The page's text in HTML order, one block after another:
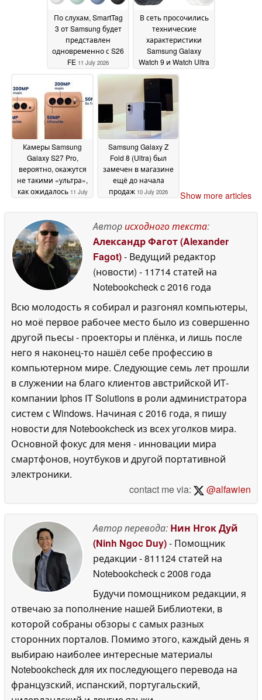
По слухам, SmartTag
3 от Samsung будет
представлен
одновременно с S26
FE 11 July 2026
В сеть просочились
технические
характеристики
Samsung Galaxy
Watch 9 и Watch Ultra
2: судя по всему, не
все аккумуляторы
станут больше
2026
Камеры Samsung
Galaxy S27 Pro,
вероятно, окажутся
не такими «ультра»,
как ожидалось 11 July
Samsung Galaxy Z
Fold 8 (Ultra) был
замечен в магазине
ещё до начала
продаж 10 July 2026 Show more articles
Авторисходного текста:
Александр Фагот (Alexander
Fagot)- Ведущий редактор
(новости) - 11714 статей на
Notebookcheckc 2016 года
Всю молодость я собирал и разгонял компьютеры,
но моё первое рабочее место было из совершенно
другой пьесы - проекторы и плёнка, и лишь после
него я наконец-то нашёл себе профессию в
компьютерном мире. Следующие семь лет прошли
в служении на благо клиентов австрийской ИТ-
компании Iphos IT Solutions в роли администратора
систем с Windows. Начиная с 2016 года, я пишу
новости для Notebookcheck из всех уголков мира.
Основной фокус для меня - инновации мира
смартфонов, ноутбуков и другой портативной
электроники.
contact me via:
@alfawien
Автор перевода: Нин Нгок Дуй
(Ninh Ngoc Duy)- Помощник
редакции - 811124 статей на
Notebookcheckc 2008 года
Будучи помощником редакции, я
отвечаю за пополнение нашей Библиотеки, в
которой собраны обзоры с самых разных
сторонних порталов. Помимо этого, каждый день я
выбираю наиболее интересные материалы
Notebookcheck для их последующего перевода на
французский, испанский, португальский,